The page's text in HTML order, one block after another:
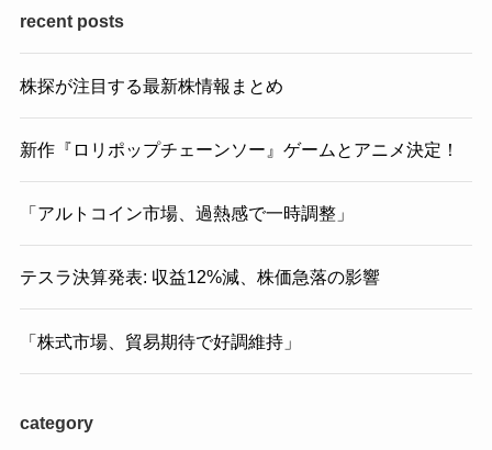
recent posts
株探が注目する最新株情報まとめ
新作『ロリポップチェーンソー』ゲームとアニメ決定！
「アルトコイン市場、過熱感で一時調整」
テスラ決算発表: 収益12%減、株価急落の影響
「株式市場、貿易期待で好調維持」
category